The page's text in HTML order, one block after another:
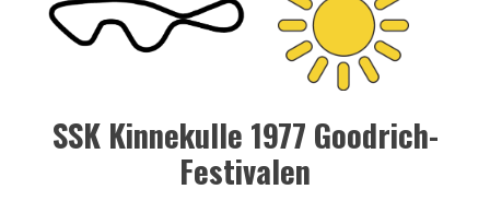
SSK Kinnekulle 1977 Goodrich-
Festivalen